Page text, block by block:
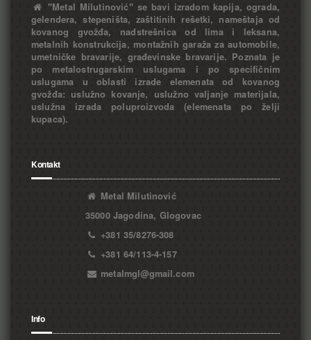
"Metal Milutinović" se bavi izradom kapija, ograda,
gelendera, stepeništa, zaštitinih rešetki, nameštaja od
kovanog gvožđa, nadstrešnica od lima i leksana,
metalnih konstrukcija, montažnih garaža za automobile,
umetničke bravarije, građevinske bravarije. Poznata je
po metalostrugarskim uslugama i po specifičnim
uslugama u oblasti izrade elemenata od kovanog
gvožđa: uslužno kovanje, uslužno valjanje materijala,
uslužna izrada poluproizvoda (elemenata po želji
kupaca).
Kontakt
Metal Milutinović
35000 Jagodina, Glogovac
+381 35/8276-308
+381 64/113-4-157
metalmgl@gmail.com
Info